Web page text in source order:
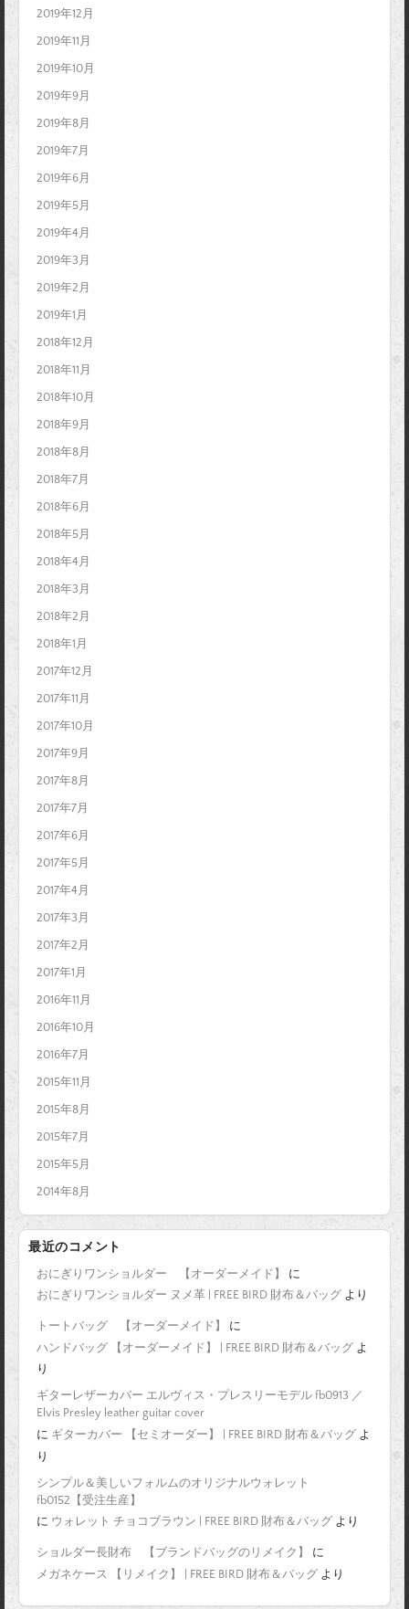
2019年12月
2019年11月
2019年10月
2019年9月
2019年8月
2019年7月
2019年6月
2019年5月
2019年4月
2019年3月
2019年2月
2019年1月
2018年12月
2018年11月
2018年10月
2018年9月
2018年8月
2018年7月
2018年6月
2018年5月
2018年4月
2018年3月
2018年2月
2018年1月
2017年12月
2017年11月
2017年10月
2017年9月
2017年8月
2017年7月
2017年6月
2017年5月
2017年4月
2017年3月
2017年2月
2017年1月
2016年11月
2016年10月
2016年7月
2015年11月
2015年8月
2015年7月
2015年5月
2014年8月
最近のコメント
おにぎりワンショルダー 【オーダーメイド】
に
おにぎりワンショルダー ヌメ革 | FREE BIRD 財布＆バッグ より
トートバッグ 【オーダーメイド】
に
ハンドバッグ 【オーダーメイド】 | FREE BIRD 財布＆バッグ よ
り
ギターレザーカバー エルヴィス・プレスリーモデル fb0913 ／
Elvis Presley leather guitar cover
に ギターカバー 【セミオーダー】 | FREE BIRD 財布＆バッグ よ
り
シンプル＆美しいフォルムのオリジナルウォレット
fb0152【受注生産】
に ウォレット チョコブラウン | FREE BIRD 財布＆バッグ より
ショルダー長財布 【ブランドバッグのリメイク】
に
メガネケース 【リメイク】 | FREE BIRD 財布＆バッグ より